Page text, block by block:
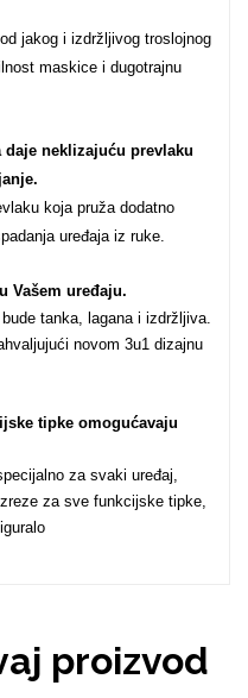
jakog i izdržljivog troslojnog
maskice i dugotrajnu
neklizajuću prevlaku
koja pruža dodatno
uređaja iz ruke.
Vašem uređaju.
tanka, lagana i izdržljiva.
novom 3u1 dizajnu
tipke omogućavaju
za svaki uređaj,
za sve funkcijske tipke,
proizvod
Za nju